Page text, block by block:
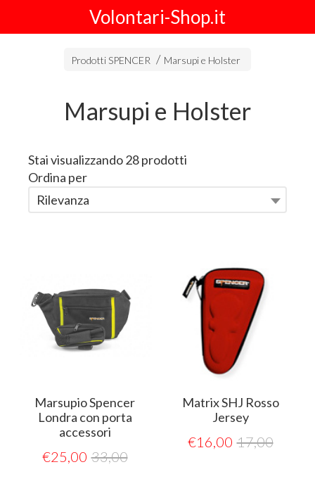
Volontari-Shop.it
Prodotti SPENCER Marsupi e Holster
Marsupi e Holster
Stai visualizzando 28 prodotti
Ordina per
Rilevanza
Marsupio Spencer
Londra con porta
accessori
€25,00 33,00
Matrix SHJ Rosso
Jersey
€16,00 17,00